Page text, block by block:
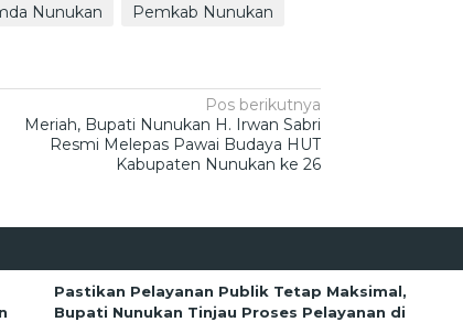
Nunukan
Pemkab Nunukan
Pos berikutnya
Meriah, Bupati Nunukan H. Irwan Sabri
Resmi Melepas Pawai Budaya HUT
Kabupaten Nunukan ke 26
Pastikan Pelayanan Publik Tetap Maksimal,
Bupati Nunukan Tinjau Proses Pelayanan di